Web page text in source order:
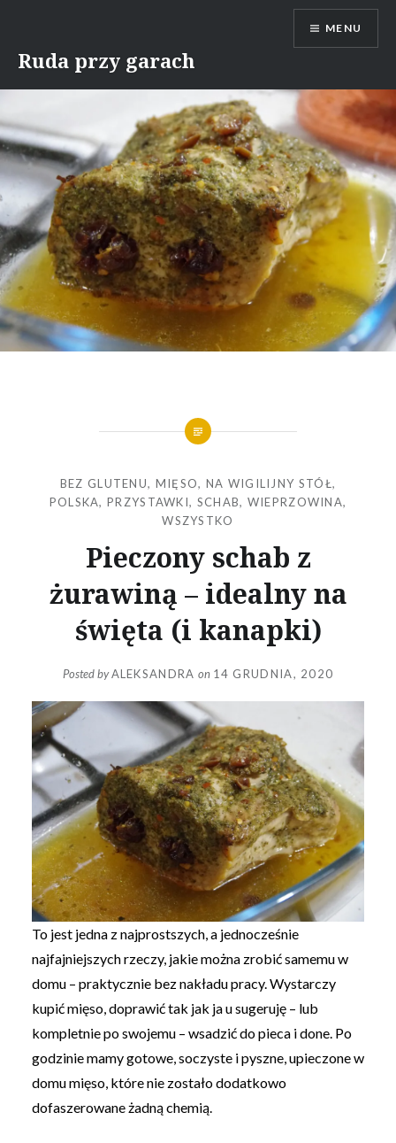
content
Ruda przy garach
MENU
BEZ GLUTENU, MIĘSO, NA WIGILIJNY STÓŁ,
POLSKA,PRZYSTAWKI, SCHAB, WIEPRZOWINA,
WSZYSTKO
Pieczony schab z
żurawiną – idealny na
święta (i kanapki)
Posted byALEKSANDRA on 14 GRUDNIA, 2020
To jest jedna z najprostszych, a jednocześnie
najfajniejszych rzeczy, jakie można zrobić samemu w
domu – praktycznie bez nakładu pracy. Wystarczy
kupić mięso, doprawić tak jak ja u sugeruję – lub
kompletnie po swojemu – wsadzić do pieca i done. Po
godzinie mamy gotowe, soczyste i pyszne, upieczone w
domu mięso, które nie zostało dodatkowo
dofaszerowane żadną chemią.